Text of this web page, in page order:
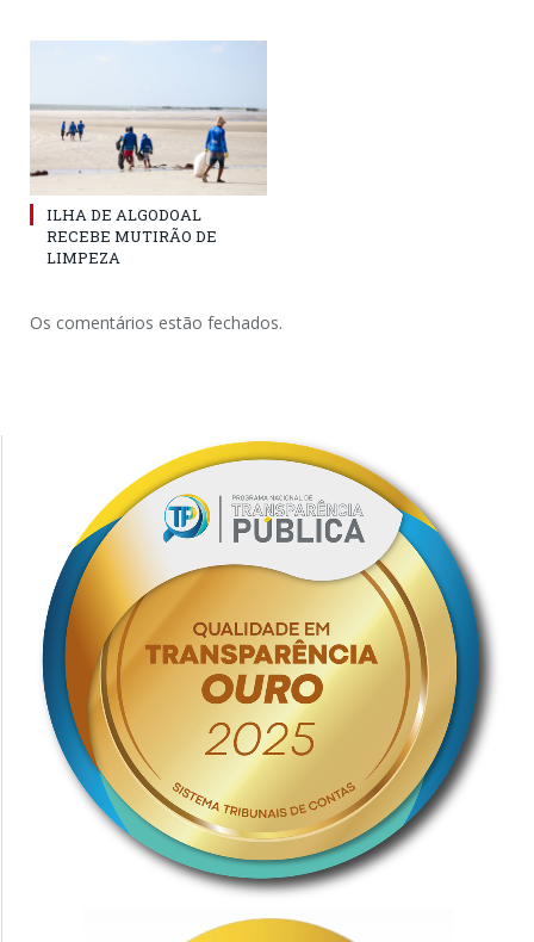
ILHA DE ALGODOAL
RECEBE MUTIRÃO DE
LIMPEZA
Os comentários estão fechados.